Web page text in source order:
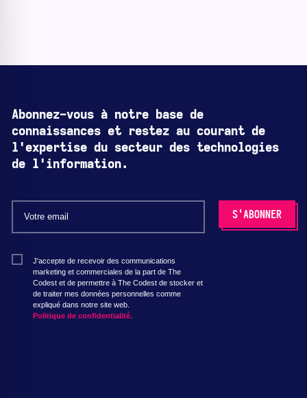
Abonnez-vous à notre base de
connaissances et restez au courant de
l'expertise du secteur des technologies
de l'information.
J'accepte de recevoir des communications
marketing et commerciales de la part de The
Codest et de permettre à The Codest de stocker et
de traiter mes données personnelles comme
expliqué dans notre site web.
Politique de confidentialité.